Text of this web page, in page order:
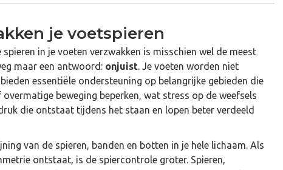
je voetspieren
in je voeten verzwakken is misschien wel de meest
maar een antwoord: onjuist. Je voeten worden niet
essentiële ondersteuning op belangrijke gebieden die
beweging beperken, wat stress op de weefsels
die ontstaat tijdens het staan en lopen beter verdeeld
van de spieren, banden en botten in je hele lichaam. Als
ontstaat, is de spiercontrole groter. Spieren,